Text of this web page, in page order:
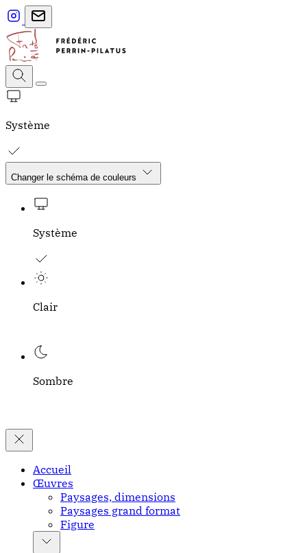
Système
Changer le schéma de couleurs
Système
Clair
Sombre
Accueil
Œuvres
Paysages, dimensions
Paysages grand format
Figure